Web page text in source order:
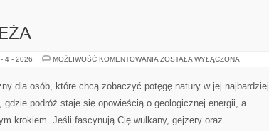
4 - 2026 MOŻLIWOŚĆ KOMENTOWANIA KLIFY
ZOSTAŁA WYŁĄCZONA
dla osób, które chcą zobaczyć potęgę natury w jej najbardziej
gdzie podróż staje się opowieścią o geologicznej energii, a
krokiem. Jeśli fascynują Cię wulkany, gejzery oraz